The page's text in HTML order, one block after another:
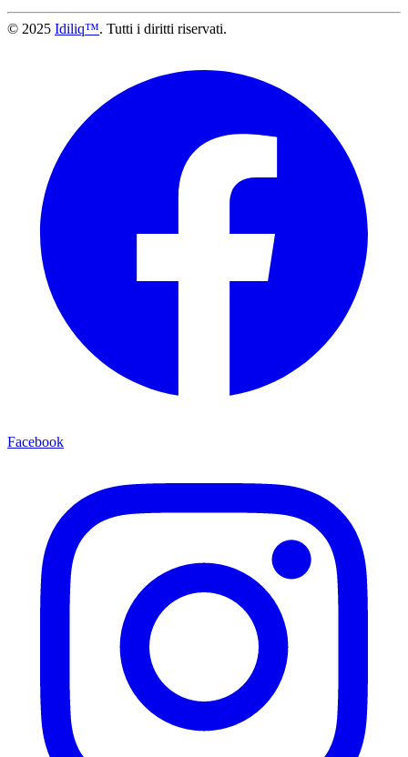
© 2025 Idiliq™. Tutti i diritti riservati.
Facebook